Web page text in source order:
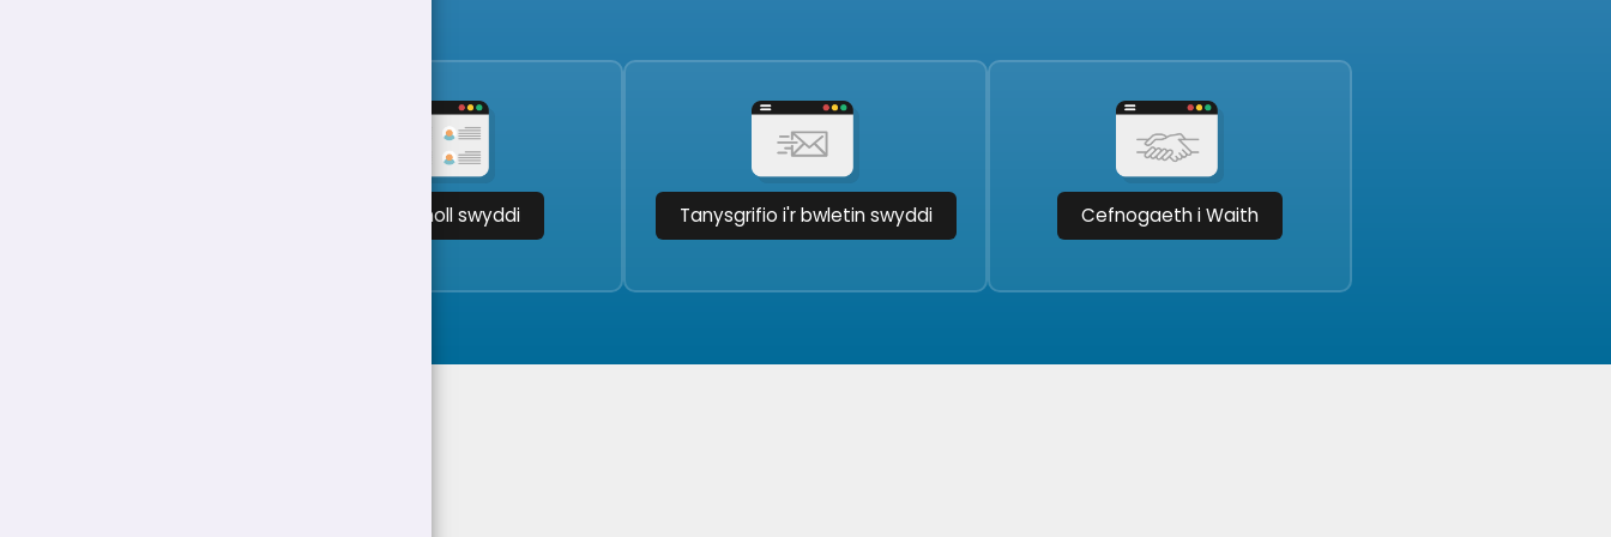
Gweld holl swyddi Tanysgrifio i'r bwletin swyddi Cefnogaeth i Waith